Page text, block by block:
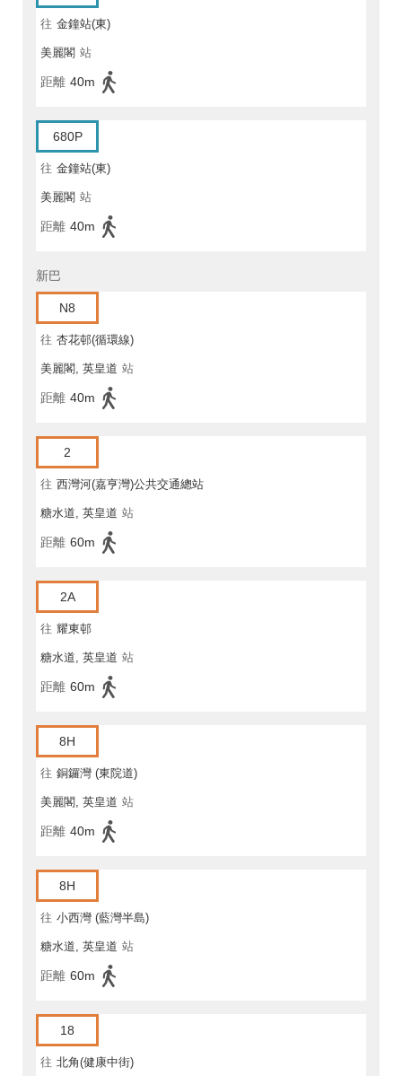
往 金鐘站(東)
美麗閣 站
距離 40m
680P
往 金鐘站(東)
美麗閣 站
距離 40m
新巴
N8
往 杏花邨(循環線)
美麗閣, 英皇道 站
距離 40m
2
往 西灣河(嘉亨灣)公共交通總站
糖水道, 英皇道 站
距離 60m
2A
往 耀東邨
糖水道, 英皇道 站
距離 60m
8H
往 銅鑼灣 (東院道)
美麗閣, 英皇道 站
距離 40m
8H
往 小西灣 (藍灣半島)
糖水道, 英皇道 站
距離 60m
18
往 北角(健康中街)